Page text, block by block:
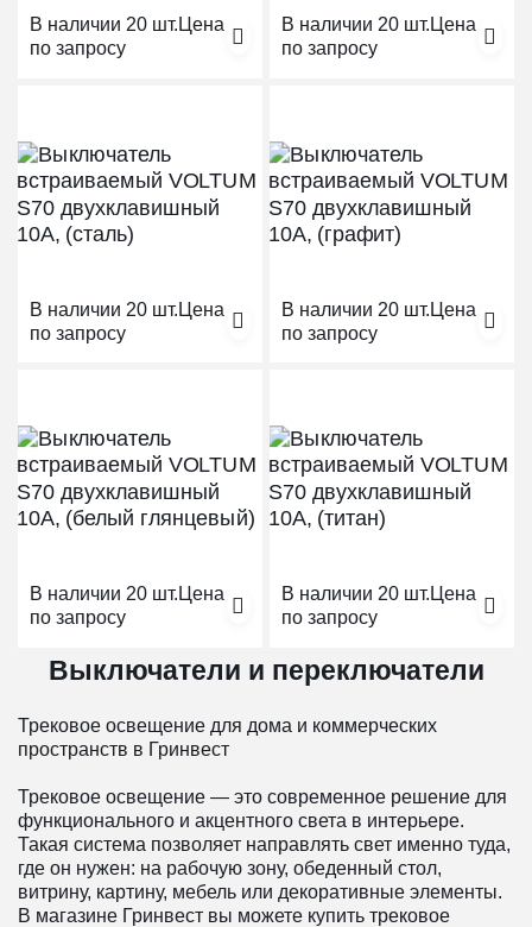
В наличии 20 шт. Цена
по запросу
В наличии 20 шт. Цена
по запросу
В наличии 20 шт. Цена
по запросу
В наличии 20 шт. Цена
по запросу
В наличии 20 шт.Цена
по запросу
В наличии 20 шт.Цена
по запросу
Выключатели и переключатели
Трековое освещение для дома и коммерческих
пространств в Гринвест
Трековое освещение — это современное решение для
функционального и акцентного света в интерьере.
Такая система позволяет направлять свет именно туда,
где он нужен: на рабочую зону, обеденный стол,
витрину, картину, мебель или декоративные элементы.
В магазине Гринвест вы можете купить трековое